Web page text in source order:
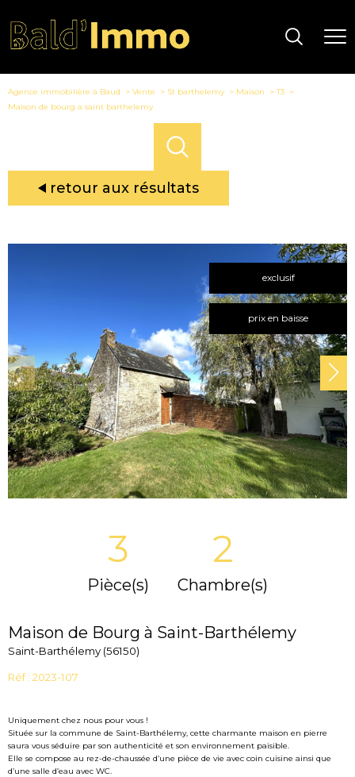
Agence immobilière à Baud Vente St barthelemy Maison
T3
Maison de bourg a saint barthelemy
retour aux résultats
exclusif
prix en baisse
3
Pièce(s)
2
Chambre(s)
Maison de Bourg à Saint-Barthélemy
Saint-Barthélemy (56150)
Réf : 2023-107
Uniquement chez nous pour vous !
Située sur la commune de Saint-Barthélemy, cette charmante maison en pierre
saura vous séduire par son authenticité et son environnement paisible.
Elle se compose au rez-de-chaussée d’une pièce de vie avec coin cuisine ainsi que
d’une salle d’eau avec WC.